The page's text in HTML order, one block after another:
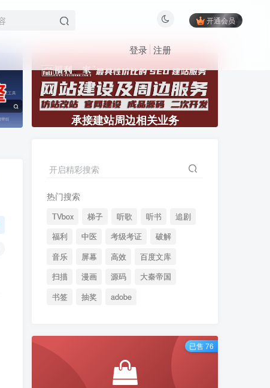
开通会员
登录 注册
承接建站周边相关业务
开启精彩搜索
热门搜索
TVbox 梯子 听歌 听书
追剧
福利
中医 考级考证
破解
音乐
屏幕 高效
百度文库
扫描
漫画 源码
大秦帝国
书签
抽奖 adobe
已售 76